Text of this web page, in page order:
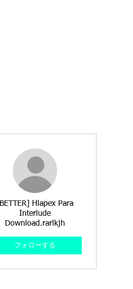
[BETTER] Hlapex Para
Interlude
Download.rarlkjh
フォローする